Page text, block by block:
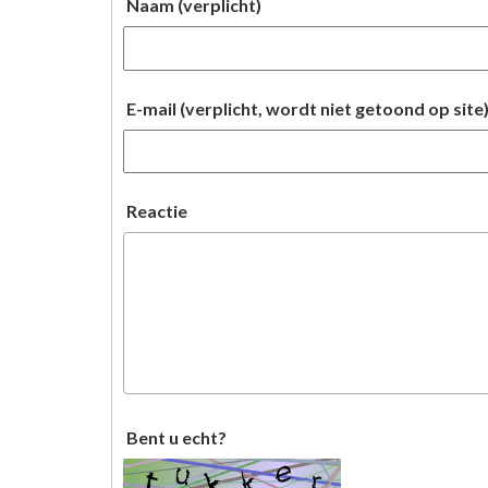
Naam (verplicht)
E-mail (verplicht, wordt niet getoond op site)
Reactie
Bent u echt?